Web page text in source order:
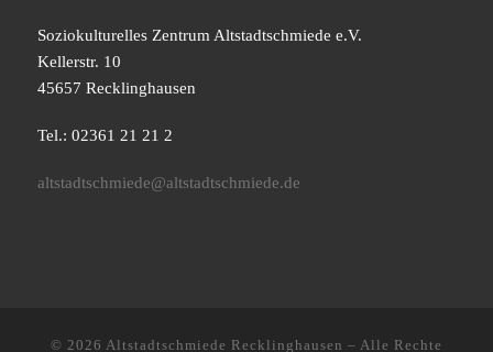
Soziokulturelles Zentrum Altstadtschmiede e.V.
Kellerstr. 10
45657 Recklinghausen
Tel.: 02361 21 21 2
altstadtschmiede@altstadtschmiede.de
© 2026 Altstadtschmiede Recklinghausen – Alle Rechte